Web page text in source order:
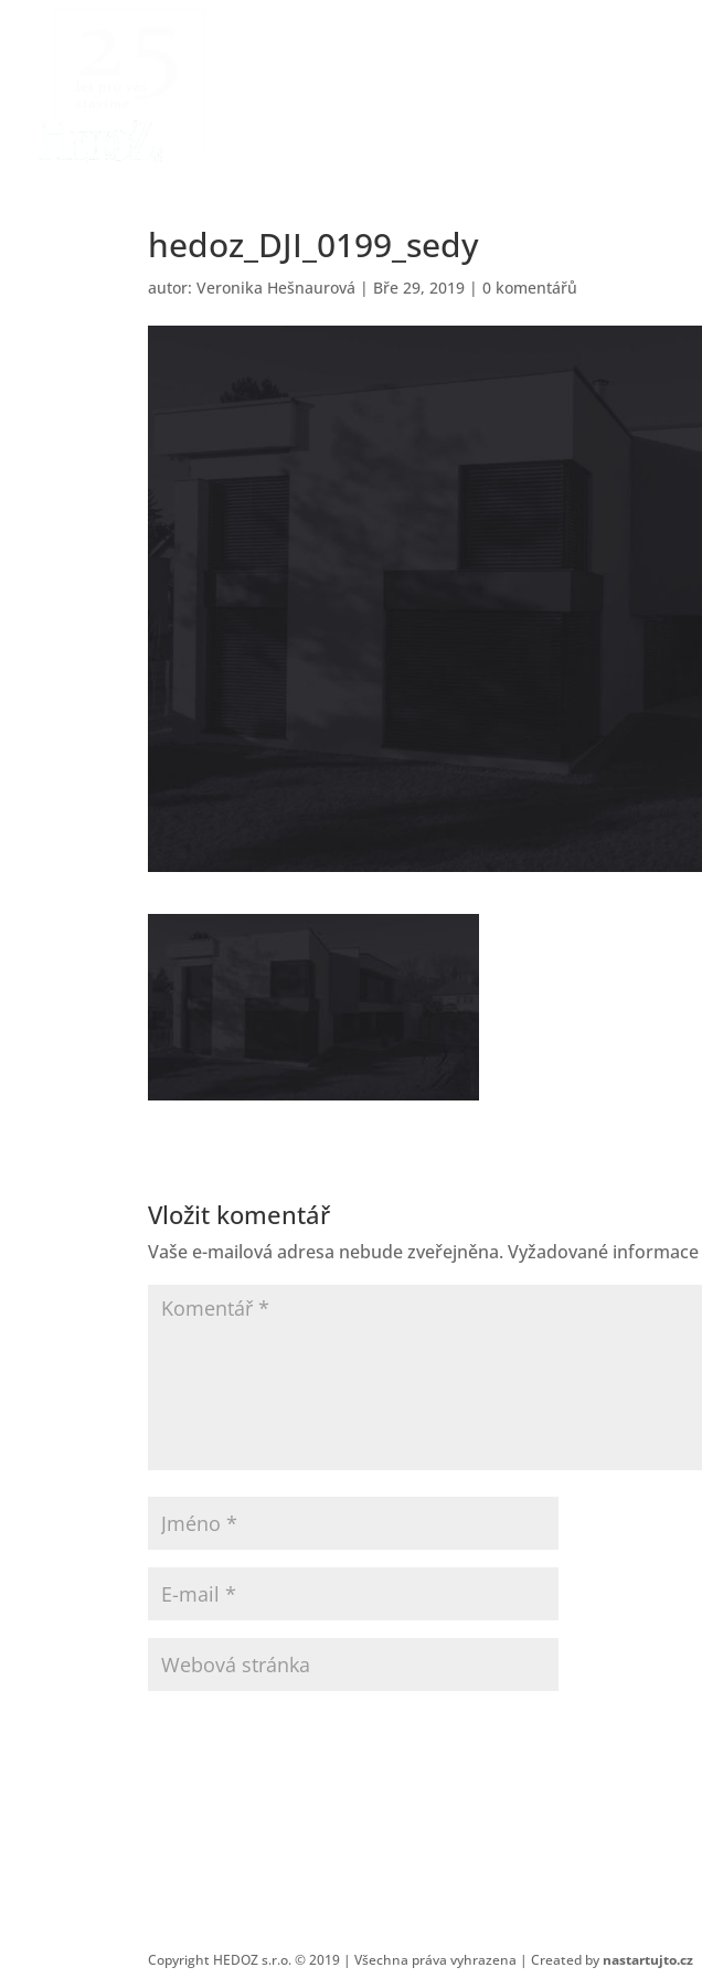
hedoz_DJI_0199_sedy
autor:Veronika Hešnaurová | Bře 29, 2019 |0 komentářů
Vložit komentář
Vaše e-mailová adresa nebude zveřejněna. Vyžadované
Copyright HEDOZ s.r.o. © 2019 | Všechna práva vyhrazena | Created by nastartujto.cz